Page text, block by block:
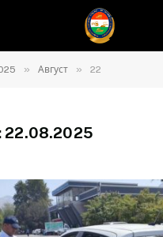
» Август » 22
22.08.2025